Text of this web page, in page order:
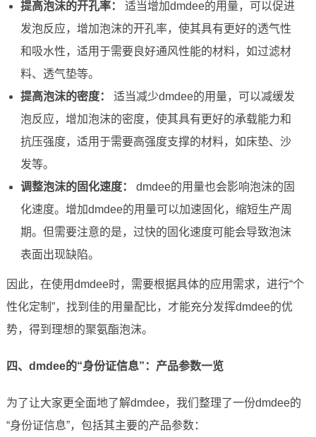
提高泡沫的开孔率：
适当增加dmdee的用量，可以促进
发泡反应，增加泡沫的开孔率，使其具有更好的透气性
和吸水性，适用于需要良好通风性能的材料，如过滤材
料、透气垫等。
提高泡沫的密度：
适当减少dmdee的用量，可以减缓发
泡反应，增加泡沫的密度，使其具有更好的承载能力和
抗压强度，适用于需要高强度支撑的材料，如床垫、沙
发等。
调整泡沫的固化速度：
dmdee的用量也会影响泡沫的固
化速度。增加dmdee的用量可以加速固化，缩短生产周
期。但需要注意的是，过快的固化速度可能会导致泡沫
表面出现缺陷。
因此，在使用dmdee时，需要根据具体的应用需求，进行“个
性化定制”，找到佳的用量配比，才能充分发挥dmdee的优
势，得到理想的聚氨酯泡沫。
四、dmdee的“身份证信息”：产品参数一览
为了让大家更全面地了解dmdee，我们整理了一份dmdee的
“身份证信息”，包括其主要的产品参数：